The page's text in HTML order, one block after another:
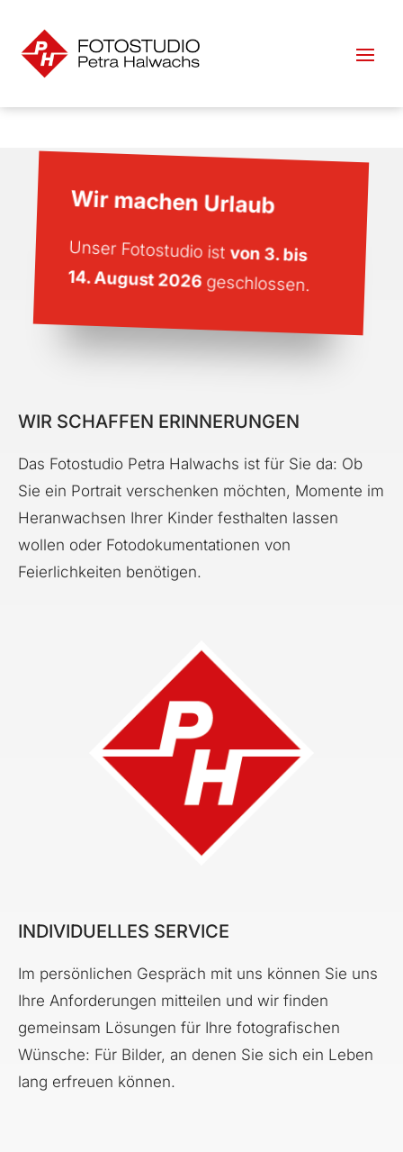
Wir machen Urlaub
Unser Fotostudio istvon 3. bis
14. August 2026geschlossen.
WIR SCHAFFEN ERINNERUNGEN
Das Fotostudio Petra Halwachs ist für Sie da: Ob
Sie ein Portrait verschenken möchten, Momente im
Heranwachsen Ihrer Kinder festhalten lassen
wollen oder Fotodokumentationen von
Feierlichkeiten benötigen.
INDIVIDUELLES SERVICE
Im persönlichen Gespräch mit uns können Sie uns
Ihre Anforderungen mitteilen und wir finden
gemeinsam Lösungen für Ihre fotografischen
Wünsche: Für Bilder, an denen Sie sich ein Leben
lang erfreuen können.